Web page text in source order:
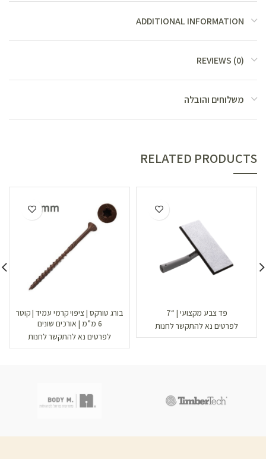
ADDITIONAL INFORMATION
REVIEWS (0)
משלוחים והובלה
RELATED PRODUCTS
פד צבע מקצועי | “7
לפרטים נא להתקשר לחנות
בורג טורקס | ציפוי קרמי עמיד | קוטר
6 מ”מ | אורכים שונים
לפרטים נא להתקשר לחנות